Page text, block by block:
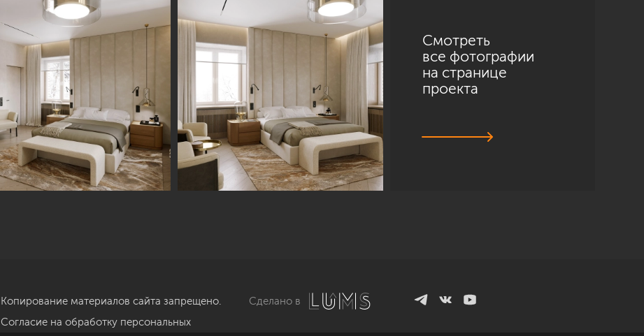
Смотреть
все фотографии
на странице
проекта
Информация
Портфолио
Цены
Обсудить проект
Санкт-Петербург
Копирование материалов сайта запрещено.
Согласие на обработку персональных
Сделано в